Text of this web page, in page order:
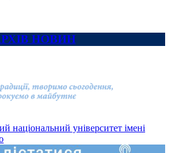
НОВИН
національний університет імені